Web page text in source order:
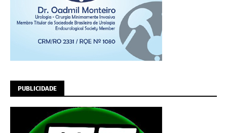
PUBLICIDADE